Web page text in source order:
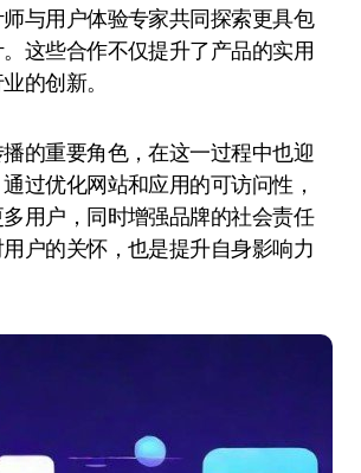
与用户体验专家共同探索更具包
这些合作不仅提升了产品的实用
的创新。
的重要角色，在这一过程中也迎
过优化网站和应用的可访问性，
用户，同时增强品牌的社会责任
户的关怀，也是提升自身影响力